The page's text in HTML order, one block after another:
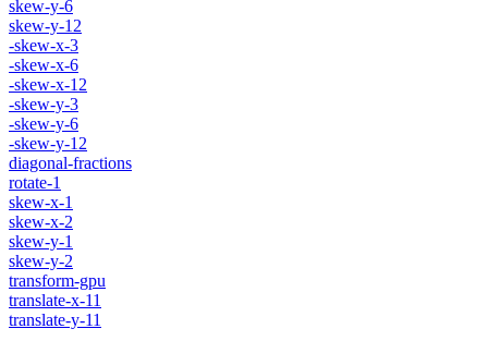
skew-y-6
skew-y-12
-skew-x-3
-skew-x-6
-skew-x-12
-skew-y-3
-skew-y-6
-skew-y-12
diagonal-fractions
rotate-1
skew-x-1
skew-x-2
skew-y-1
skew-y-2
transform-gpu
translate-x-11
translate-y-11